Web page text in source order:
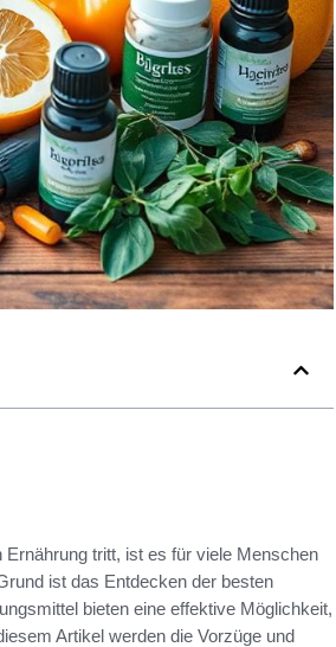
tritt, ist es für viele Menschen
ist das Entdecken der besten
bieten eine effektive Möglichkeit,
Artikel werden die Vorzüge und